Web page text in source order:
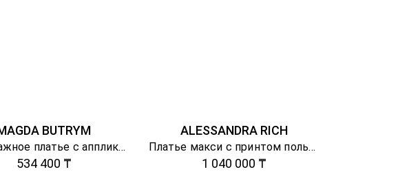
BUTRYM
Трикотажное платье с аппликацией
534 400 ₸
ALESSANDRA RICH
Платье макси с принтом полька
1 040 000 ₸